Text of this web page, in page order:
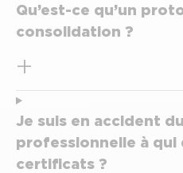
Qu’est-ce qu’un
consolidation ?
Je suis en accident
professionnelle à qui
certificats ?